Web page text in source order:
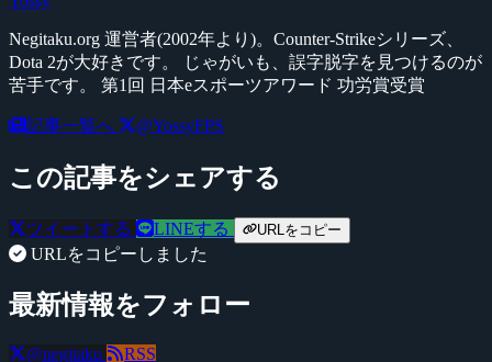
Negitaku.org 運営者(2002年より)。Counter-Strikeシリーズ、
Dota 2が大好きです。 じゃがいも、誤字脱字を見つけるのが
苦手です。 第1回 日本eスポーツアワード 功労賞受賞
記事一覧へ @YossyFPS
この記事をシェアする
ツイートする LINEする URLをコピー
URLをコピーしました
最新情報をフォロー
@negitaku RSS